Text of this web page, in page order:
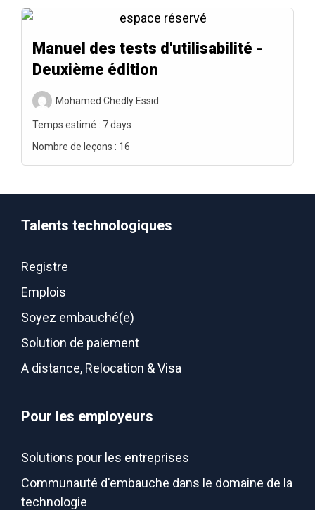
Manuel des tests d'utilisabilité -
Deuxième édition
Mohamed Chedly Essid
Temps estimé : 7 days
Nombre de leçons : 16
Talents technologiques
Registre
Emplois
Soyez embauché(e)
Solution de paiement
A distance, Relocation & Visa
Pour les employeurs
Solutions pour les entreprises
Communauté d'embauche dans le domaine de la
technologie